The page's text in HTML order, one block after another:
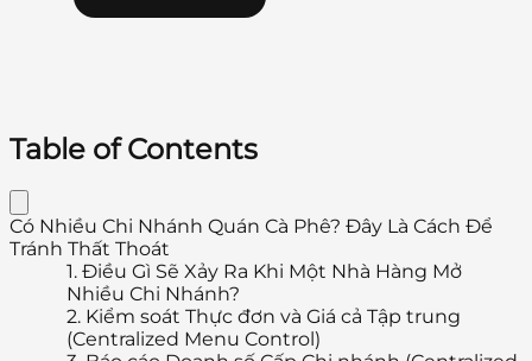
Table of Contents
Có Nhiều Chi Nhánh Quán Cà Phê? Đây Là Cách Để
Tránh Thất Thoát
1. Điều Gì Sẽ Xảy Ra Khi Một Nhà Hàng Mở
Nhiều Chi Nhánh?
2. Kiểm soát Thực đơn và Giá cả Tập trung
(Centralized Menu Control)